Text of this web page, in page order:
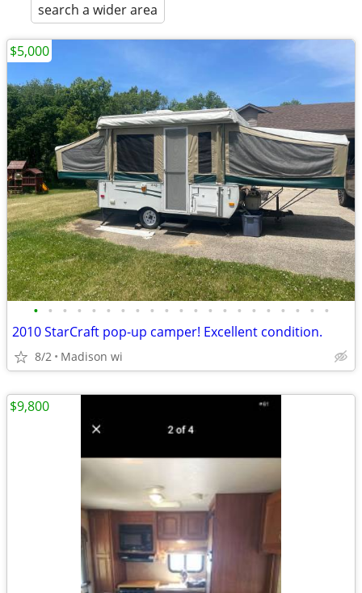
search a wider area
• • • • • • • • • • • • • • • • • • • • •
2010 StarCraft pop-up camper! Excellent condition.
8/2 Madison wi
$5,000
$9,800